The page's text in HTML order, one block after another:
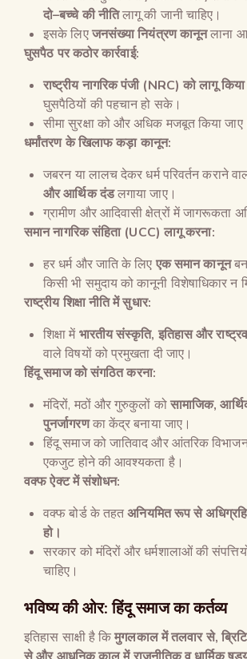
दो–बच्चे की नीतिलागू की जानी चाहिए।
इसके लिएजनसंख्या नियंत्रण कानूनलाना
घुसपैठ पर कठोर कार्रवाई:
राष्ट्रीय नागरिक पंजी (NRC)को लागू
घुसपैठियों की पहचान हो सके।
सीमा सुरक्षा को और अधिक मजबूत किया
धर्मांतरण के खिलाफ कड़ा कानून:
जबरन या लालच देकर धर्म परिवर्तन कराने
और आर्थिक दंडलगाया जाए।
ग्रामीण और आदिवासी क्षेत्रों में जागरूकता
समान नागरिक संहिता (UCC) लागू करना:
हर धर्म और जाति के लिए एक समान कानून
किसी भी समुदाय को कानूनी विशेषाधिकार न
राष्ट्रीय शिक्षा नीति में सुधार:
शिक्षा मेंभारतीय संस्कृति, इतिहास और
वाले विषयों को प्रमुखता दी जाए।
हिंदू समाज को संगठित करना:
मंदिरों, मठों और गुरुकुलों कोसामाजिक,
पुनर्जागरणका केंद्र बनाया जाए।
हिंदू समाज को जातिवाद और आंतरिक
एकजुट होने की आवश्यकता है।
वक्फ ऐक्ट में संशोधन:
वक्फ बोर्ड के तहतअनियमित रूप से
हो।
सरकार को मंदिरों और धर्मशालाओं की
चाहिए।
भविष्य की ओर:हिंदू समाज का कर्तव्य
इतिहास साक्षी है किमुगलकाल में तलवार से,